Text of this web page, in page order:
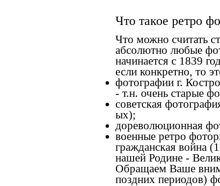
Что такое ретро
Что можно считать
абсолютно любые
начинается с 1839
если конкретно, то
фотографии г.
- т.н. очень старые
советская
ых);
дореволюционная
военные ретро
гражданская война
нашей Родине -
Обращаем Ваше
поздних периодов)